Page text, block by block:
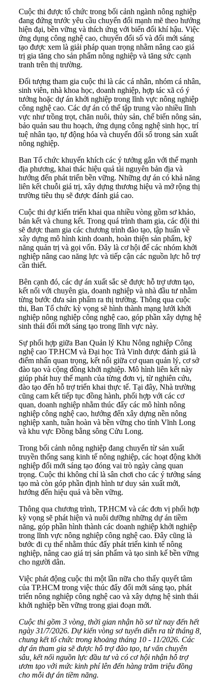
Cuộc thi được tổ chức trong bối cảnh ngành nông nghiệp
đang đứng trước yêu cầu chuyển đổi mạnh mẽ theo hướng
hiện đại, bền vững và thích ứng với biến đổi khí hậu. Việc
ứng dụng công nghệ cao, chuyển đổi số và đổi mới sáng
tạo được xem là giải pháp quan trọng nhằm nâng cao giá
trị gia tăng cho sản phẩm nông nghiệp và tăng sức cạnh
tranh trên thị trường.
Đối tượng tham gia cuộc thi là các cá nhân, nhóm cá nhân,
sinh viên, nhà khoa học, doanh nghiệp, hợp tác xã có ý
tưởng hoặc dự án khởi nghiệp trong lĩnh vực nông nghiệp
công nghệ cao. Các dự án có thể tập trung vào nhiều lĩnh
vực như trồng trọt, chăn nuôi, thủy sản, chế biến nông sản,
bảo quản sau thu hoạch, ứng dụng công nghệ sinh học, trí
tuệ nhân tạo, tự động hóa và chuyển đổi số trong sản xuất
nông nghiệp.
Ban Tổ chức khuyến khích các ý tưởng gắn với thế mạnh
địa phương, khai thác hiệu quả tài nguyên bản địa và
hướng đến phát triển bền vững. Những dự án có khả năng
liên kết chuỗi giá trị, xây dựng thương hiệu và mở rộng thị
trường tiêu thụ sẽ được đánh giá cao.
Cuộc thi dự kiến triển khai qua nhiều vòng gồm sơ khảo,
bán kết và chung kết. Trong quá trình tham gia, các đội thi
sẽ được tham gia các chương trình đào tạo, tập huấn về
xây dựng mô hình kinh doanh, hoàn thiện sản phẩm, kỹ
năng quản trị và gọi vốn. Đây là cơ hội để các nhóm khởi
nghiệp nâng cao năng lực và tiếp cận các nguồn lực hỗ trợ
cần thiết.
Bên cạnh đó, các dự án xuất sắc sẽ được hỗ trợ ươm tạo,
kết nối với chuyên gia, doanh nghiệp và nhà đầu tư nhằm
từng bước đưa sản phẩm ra thị trường. Thông qua cuộc
thi, Ban Tổ chức kỳ vọng sẽ hình thành mạng lưới khởi
nghiệp nông nghiệp công nghệ cao, góp phần xây dựng hệ
sinh thái đổi mới sáng tạo trong lĩnh vực này.
Sự phối hợp giữa Ban Quản lý Khu Nông nghiệp Công
nghệ cao TP.HCM và Đại học Trà Vinh được đánh giá là
điểm nhấn quan trọng, kết nối giữa cơ quan quản lý, cơ sở
đào tạo và cộng đồng khởi nghiệp. Mô hình liên kết này
giúp phát huy thế mạnh của từng đơn vị, từ nghiên cứu,
đào tạo đến hỗ trợ triển khai thực tế. Tại đây, Nhà trường
cũng cam kết tiếp tục đồng hành, phối hợp với các cơ
quan, doanh nghiệp nhằm thúc đẩy các mô hình nông
nghiệp công nghệ cao, hướng đến xây dựng nền nông
nghiệp xanh, tuần hoàn và bền vững cho tỉnh Vĩnh Long
và khu vực Đồng bằng sông Cửu Long.
Trong bối cảnh nông nghiệp đang chuyển từ sản xuất
truyền thống sang kinh tế nông nghiệp, các hoạt động khởi
nghiệp đổi mới sáng tạo đóng vai trò ngày càng quan
trọng. Cuộc thi không chỉ là sân chơi cho các ý tưởng sáng
tạo mà còn góp phần định hình tư duy sản xuất mới,
hướng đến hiệu quả và bền vững.
Thông qua chương trình, TP.HCM và các đơn vị phối hợp
kỳ vọng sẽ phát hiện và nuôi dưỡng những dự án tiềm
năng, góp phần hình thành các doanh nghiệp khởi nghiệp
trong lĩnh vực nông nghiệp công nghệ cao. Đây cũng là
bước đi cụ thể nhằm thúc đẩy phát triển kinh tế nông
nghiệp, nâng cao giá trị sản phẩm và tạo sinh kế bền vững
cho người dân.
Việc phát động cuộc thi một lần nữa cho thấy quyết tâm
của TP.HCM trong việc thúc đẩy đổi mới sáng tạo, phát
triển nông nghiệp công nghệ cao và xây dựng hệ sinh thái
khởi nghiệp bền vững trong giai đoạn mới.
Cuộc thi gồm 3 vòng, thời gian nhận hồ sơ từ nay đến hết
ngày 31/7/2026. Dự kiến vòng sơ tuyển diễn ra từ tháng 8,
chung kết tổ chức trong khoảng tháng 10 - 11/2026. Các
dự án tham gia sẽ được hỗ trợ đào tạo, tư vấn chuyên
sâu, kết nối nguồn lực đầu tư và có cơ hội nhận hỗ trợ
ươm tạo với mức kinh phí lên đến hàng trăm triệu đồng
cho mỗi dự án tiềm năng.